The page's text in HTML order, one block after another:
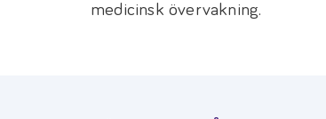
medicinsk övervakning.